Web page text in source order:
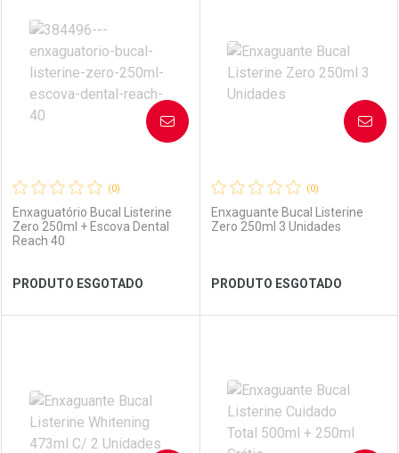
Laboratório
Ver Desconto Convênio
Por Menos Laboratório
Ver Desconto Convênio
Por Menos
(0)
Enxaguatório Bucal Listerine
Zero 250ml + Escova Dental
Reach 40
PRODUTO ESGOTADO
AVISE-ME
Laboratório
Por Menos
(0)
Enxaguante Bucal Listerine
Zero 250ml 3 Unidades
PRODUTO ESGOTADO
AVISE-ME
Laboratório
Por Menos